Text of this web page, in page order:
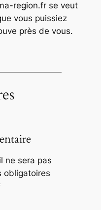
region.fr se veut
vous puissiez
près de vous.
ne sera pas
obligatoires